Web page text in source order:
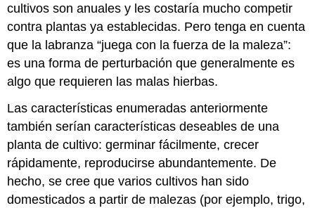
cultivos son anuales y les costaría mucho competir
contra plantas ya establecidas. Pero tenga en cuenta
que la labranza “juega con la fuerza de la maleza”:
es una forma de perturbación que generalmente es
algo que requieren las malas hierbas.
Las características enumeradas anteriormente
también serían características deseables de una
planta de cultivo: germinar fácilmente, crecer
rápidamente, reproducirse abundantemente. De
hecho, se cree que varios cultivos han sido
domesticados a partir de malezas (por ejemplo, trigo,